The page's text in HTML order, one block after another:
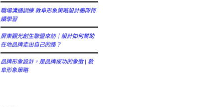
職場溝通訓練 敦阜形象策略設計團隊持
續學習
屏東觀光創生聯盟來訪｜設計如何幫助
在地品牌走出自己的路？
品牌形象設計，是品牌成功的象徵 | 敦
阜形象策略